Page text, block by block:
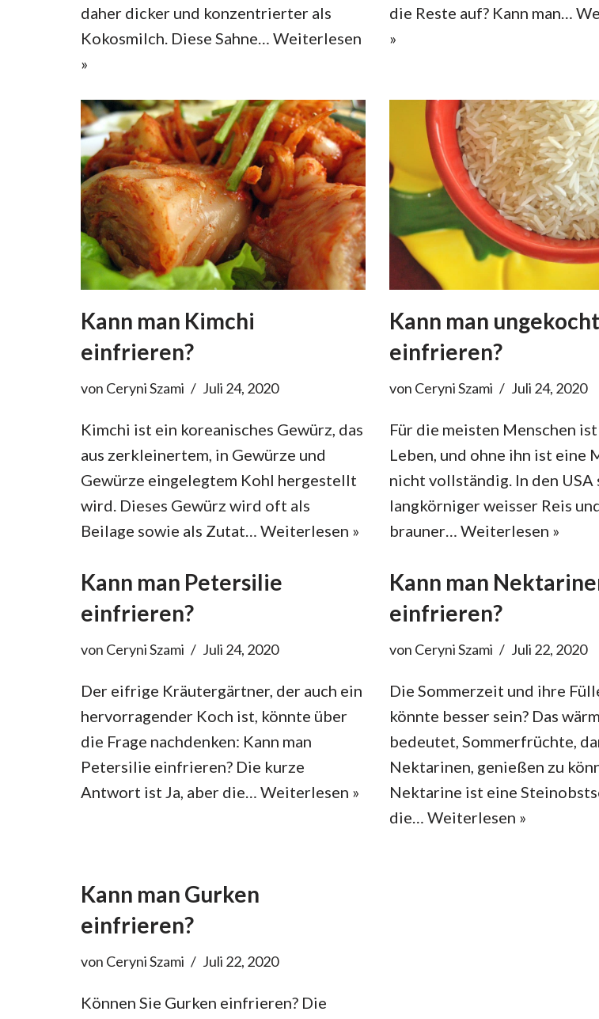
daher dicker und konzentrierter als
Kokosmilch. Diese Sahne… Weiterlesen
»
die Reste auf? Kann man…
»
Kann man Kimchi
einfrieren?
von Ceryni Szami Juli 24, 2020
Kimchi ist ein koreanisches Gewürz, das
aus zerkleinertem, in Gewürze und
Gewürze eingelegtem Kohl hergestellt
wird. Dieses Gewürz wird oft als
Beilage sowie als Zutat… Weiterlesen »
Kann man
einfrieren?
von Ceryni Szami Juli 24, 2020
Für die meisten Menschen ist
Leben, und ohne ihn ist eine
nicht vollständig. In den USA
langkörniger weisser Reis
brauner… Weiterlesen »
Kann man Petersilie
einfrieren?
von Ceryni Szami Juli 24, 2020
Der eifrige Kräutergärtner, der auch ein
hervorragender Koch ist, könnte über
die Frage nachdenken: Kann man
Petersilie einfrieren? Die kurze
Antwort ist Ja, aber die… Weiterlesen »
Kann man
einfrieren?
von Ceryni Szami Juli 22, 2020
Die Sommerzeit und ihre
könnte besser sein? Das
bedeutet, Sommerfrüchte,
Nektarinen, genießen zu
Nektarine ist eine
die… Weiterlesen »
Kann man Gurken
einfrieren?
von Ceryni Szami Juli 22, 2020
Können Sie Gurken einfrieren? Die